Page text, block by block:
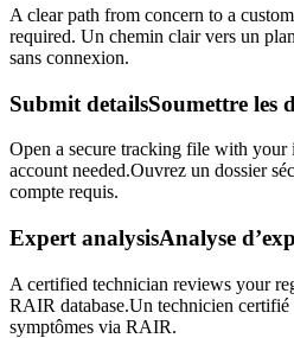
A clear path from concern to a
required. Un chemin clair vers un
sans connexion.
Submit detailsSoumettre les
Open a secure tracking file with
account needed.Ouvrez un dossier
compte requis.
Expert analysisAnalyse
A certified technician reviews your
RAIR database.Un technicien certifié
symptômes via RAIR.